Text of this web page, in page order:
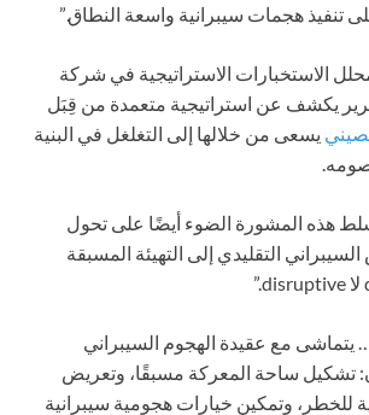
تنفيذ هجمات سيبرانية واسعة النطاق.”
الاستخبارات الاستراتيجية في شركة
يكشف عن استراتيجية متعمدة من قِبَل
يسعى من خلالها إلى التغلغل في البنية
هذه المشورة الضوء أيضًا على تحول
التقليدي إلى التهيئة المسبقة
مع عقيدة الهجوم السيبراني
تشكيل ساحة المعركة مسبقًا، وتعريض
للخطر، وتمكين خيارات هجومية سيبرانية